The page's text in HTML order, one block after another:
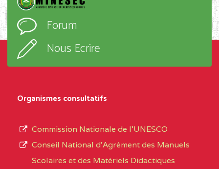
NORD
MERI
EXTREME-
NORD
CETIC DE LOULOU
l’ordre
d’enseignement,
type
Forum
Nous Ecrire
Organismes consultatifs
Commission Nationale de l’UNESCO
Conseil National d’Agrément des Manuels
Scolaires et des Matériels Didactiques